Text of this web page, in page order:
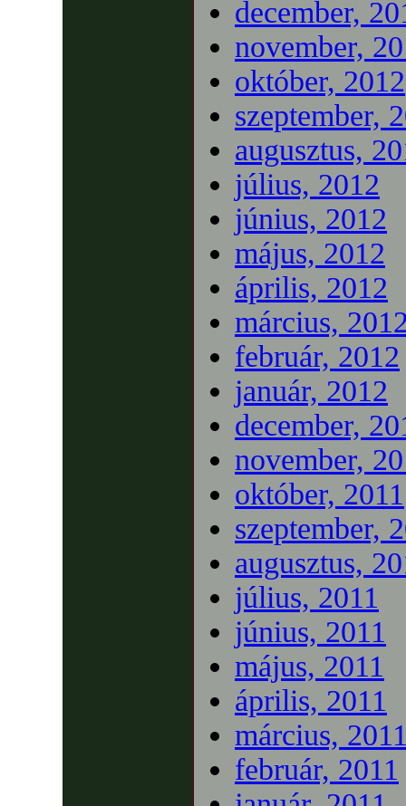
december,
november,
október, 2012
szeptember,
augusztus,
július, 2012
június, 2012
május, 2012
április, 2012
március,
február, 2012
január, 2012
december,
november,
október, 2011
szeptember,
augusztus,
július, 2011
június, 2011
május, 2011
április, 2011
március,
február, 2011